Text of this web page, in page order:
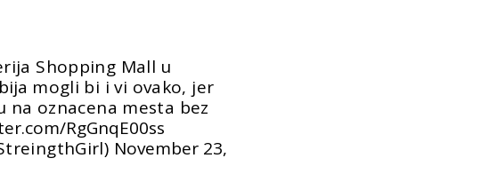
Shopping Mall u
mogli bi i vi ovako, jer
oznacena mesta bez
RgGnqE00ss
November 23,